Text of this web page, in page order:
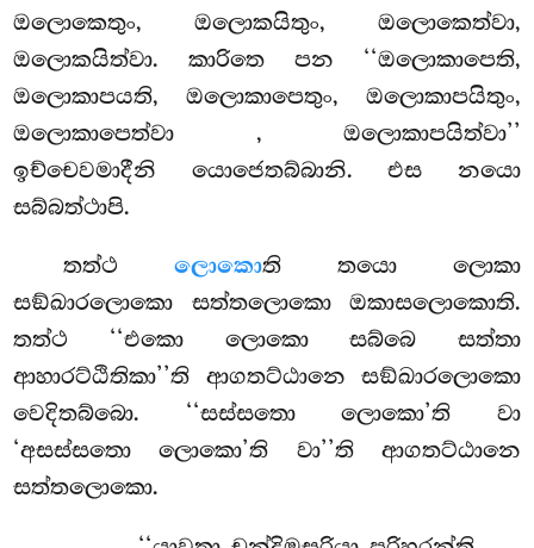
ඔලොකෙතුං, ඔලොකයිතුං, ඔලොකෙත්වා,
ඔලොකයිත්වා. කාරිතෙ පන ‘‘ඔලොකාපෙති,
ඔලොකාපයති, ඔලොකාපෙතුං, ඔලොකාපයිතුං,
ඔලොකාපෙත්වා , ඔලොකාපයිත්වා’’
ඉච්චෙවමාදීනි යොජෙතබ්බානි. එස නයො
සබ්බත්ථාපි.
තත්ථ ලොකොති තයො ලොකා
සඞ්ඛාරලොකො සත්තලොකො ඔකාසලොකොති.
තත්ථ ‘‘එකො ලොකො සබ්බෙ සත්තා
ආහාරට්ඨිතිකා’’ති ආගතට්ඨානෙ සඞ්ඛාරලොකො
වෙදිතබ්බො. ‘‘සස්සතො ලොකො’ති වා
‘අසස්සතො ලොකො’ති වා’’ති ආගතට්ඨානෙ
සත්තලොකො.